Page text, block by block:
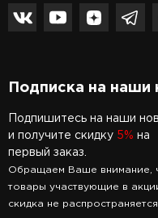
Подписка на наши
Подпишитесь на наши
и получите скидку 5% на
первый заказ.
Обращаем Ваше внимание,
товары участвующие в
скидка не распространяется.